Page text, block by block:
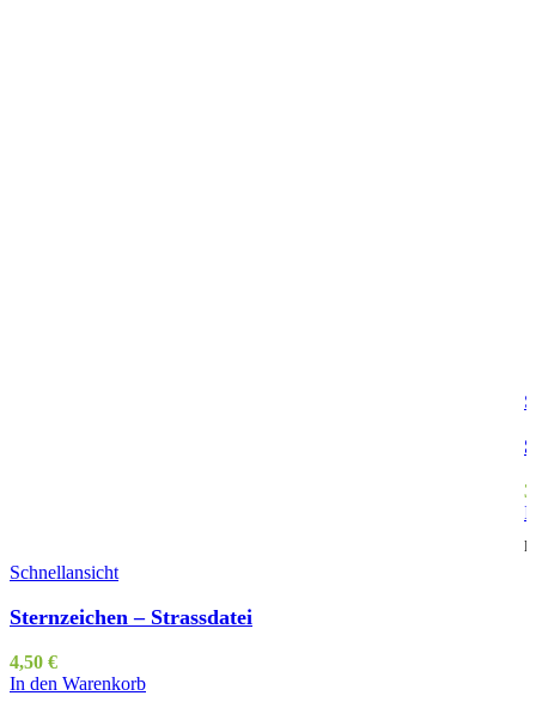
Schnellansicht
Sternzeichen – Strassdatei
4,50 €
In den Warenkorb